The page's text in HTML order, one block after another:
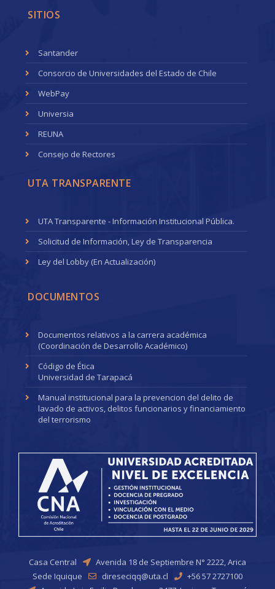
SITIOS
Santander
Consorcio de Universidades del Estado de Chile
WebPay
Universia
REUNA
Consejo de Rectores
UTA TRANSPARENTE
UTA Transparente - Información Institucional Pública.
Solicitud de Información, Ley de Transparencia
Ley del Lobby (En Actualización)
DOCUMENTOS
Documentos relativos a la carrera académica
(Coordinación de Desarrollo Académico)
Código de Ética
Universidad de Tarapacá
Manual institucional para la prevencion del delito de
lavado de activos, delitos funcionarios y financiamiento
del terrorismo
Casa Central
Avenida 18 de Septiembre N° 2222, Arica
Sede Iquique
direseciqq@uta.cl
+56 57 2727100